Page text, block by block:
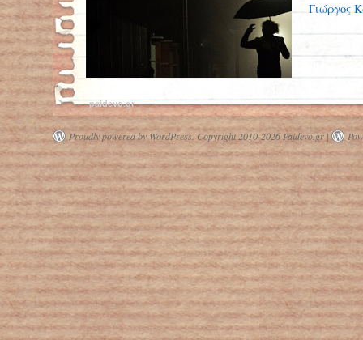
Η πανδημία αύξησε τη μοναξιά σε
όλον τον κόσμο, σύμφωνα με διεθνή
μελέτη
Γιώργος
paidevo.gr
Proudly powered by WordPress. Copyright 2010-2026 Paidevo.gr |